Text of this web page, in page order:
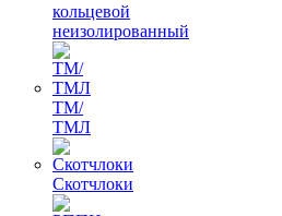
кольцевой
неизолированный
ТМ/
ТМЛ
Скотчлоки